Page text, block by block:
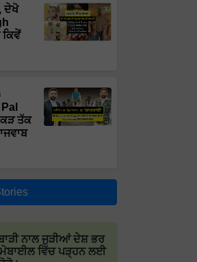
ਦੇਖੋ
ਤੱਕ
ਨਾਲ ਜੁੜੀਆਂ ਦੇਸ਼ ਭਰ
ਮੋਬਾਈਲ ਵਿੱਚ ਪੜ੍ਹਨ ਲਈ